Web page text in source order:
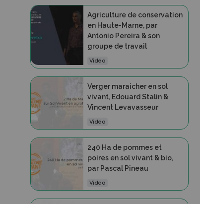
Agriculture de conservation
en Haute-Marne, par
Antonio Pereira & son
groupe de travail
Vidéo
Verger maraicher en sol
vivant, Edouard Stalin &
Vincent Levavasseur
Vidéo
240 Ha de pommes et
poires en sol vivant & bio,
par Pascal Pineau
Vidéo